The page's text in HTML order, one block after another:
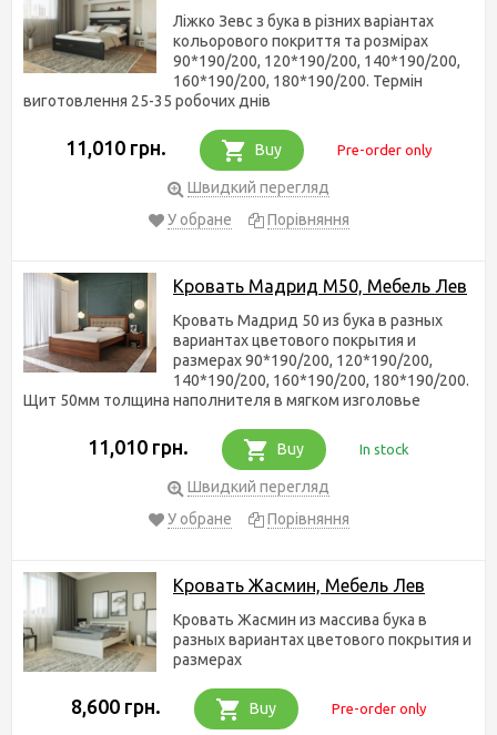
Ліжко Зевс з бука в різних варіантах
кольорового покриття та розмірах
90*190/200, 120*190/200, 140*190/200,
160*190/200, 180*190/200. Термін
виготовлення 25-35 робочих днів
11,010 грн. Buy Pre-order only
Швидкий перегляд
У обране
Порівняння
Кровать Мадрид М50, Мебель Лев
Кровать Мадрид 50 из бука в разных
вариантах цветового покрытия и
размерах 90*190/200, 120*190/200,
140*190/200, 160*190/200, 180*190/200.
Щит 50мм толщина наполнителя в мягком изголовье
11,010 грн. Buy In stock
Швидкий перегляд
У обране
Порівняння
Кровать Жасмин, Мебель Лев
Кровать Жасмин из массива бука в
разных вариантах цветового покрытия и
размерах
8,600 грн. Buy Pre-order only